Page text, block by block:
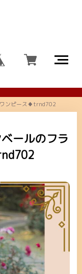
ワンピース♦trnd702
ールのフラ